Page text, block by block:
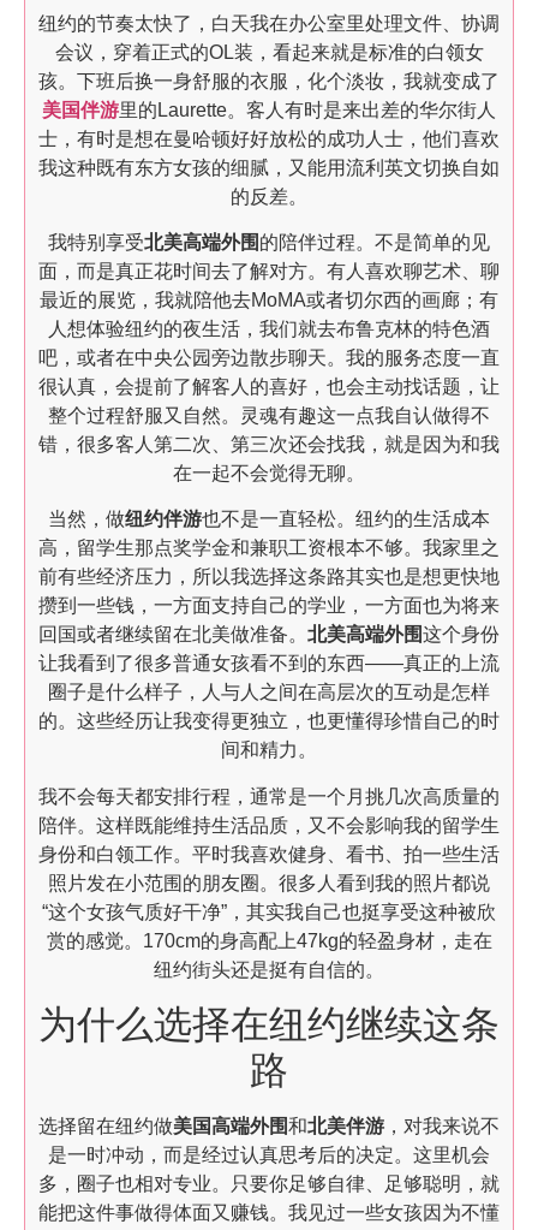
纽约的节奏太快了，白天我在办公室里处理文件、协调
会议，穿着正式的OL装，看起来就是标准的白领女
孩。下班后换一身舒服的衣服，化个淡妆，我就变成了
美国伴游里的Laurette。客人有时是来出差的华尔街人
士，有时是想在曼哈顿好好放松的成功人士，他们喜欢
我这种既有东方女孩的细腻，又能用流利英文切换自如
的反差。
我特别享受北美高端外围 的陪伴过程。不是简单的见
面，而是真正花时间去了解对方。有人喜欢聊艺术、聊
最近的展览，我就陪他去MoMA或者切尔西的画廊；有
人想体验纽约的夜生活，我们就去布鲁克林的特色酒
吧，或者在中央公园旁边散步聊天。我的服务态度一直
很认真，会提前了解客人的喜好，也会主动找话题，让
整个过程舒服又自然。灵魂有趣这一点我自认做得不
错，很多客人第二次、第三次还会找我，就是因为和我
在一起不会觉得无聊。
当然，做纽约伴游也不是一直轻松。纽约的生活成本
高，留学生那点奖学金和兼职工资根本不够。我家里之
前有些经济压力，所以我选择这条路其实也是想更快地
攒到一些钱，一方面支持自己的学业，一方面也为将来
回国或者继续留在北美做准备。 北美高端外围这个身份
让我看到了很多普通女孩看不到的东西——真正的上流
圈子是什么样子，人与人之间在高层次的互动是怎样
的。这些经历让我变得更独立，也更懂得珍惜自己的时
间和精力。
我不会每天都安排行程，通常是一个月挑几次高质量的
陪伴。这样既能维持生活品质，又不会影响我的留学生
身份和白领工作。平时我喜欢健身、看书、拍一些生活
照片发在小范围的朋友圈。很多人看到我的照片都说
“这个女孩气质好干净”，其实我自己也挺享受这种被欣
赏的感觉。170cm的身高配上47kg的轻盈身材，走在
纽约街头还是挺有自信的。
为什么选择在纽约继续这条
路
选择留在纽约做美国高端外围和北美伴游 ，对我来说不
是一时冲动，而是经过认真思考后的决定。这里机会
多，圈子也相对专业。只要你足够自律、足够聪明，就
能把这件事做得体面又赚钱。我见过一些女孩因为不懂